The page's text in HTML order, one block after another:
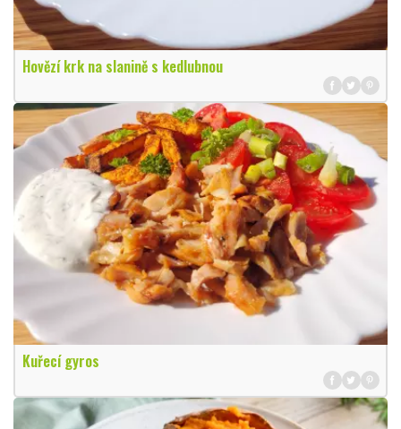
Hovězí krk na slanině s kedlubnou
Kuřecí gyros